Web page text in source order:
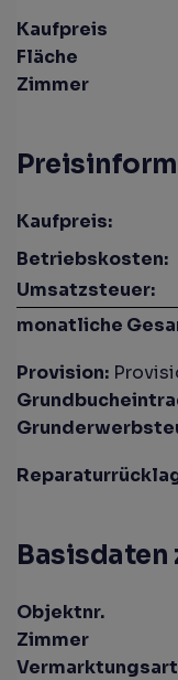
Kaufpreis
Fläche
Zimmer
Kaufpreis:
Betriebskosten:
Umsatzsteuer:
monatliche
Provision:
Basisdaten
Objektnr.
Zimmer
Vermarktungsart